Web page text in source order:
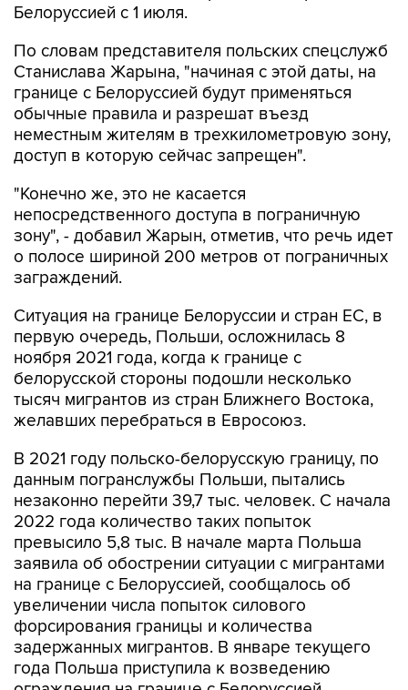
По словам представителя польских спецслужб
границе с Белоруссией будут применяться
обычные правила и разрешат въезд
неместным жителям в трехкилометровую зону,
доступ в которую сейчас запрещен".
"Конечно же, это не касается
зону", - добавил Жарын, отметив, что речь идет
о полосе шириной 200 метров от пограничных
заграждений.
Ситуация на границе Белоруссии и стран ЕС, в
ноября 2021 года, когда к границе с
белорусской стороны подошли несколько
тысяч мигрантов из стран Ближнего Востока,
желавших перебраться в Евросоюз.
В 2021 году польско-белорусскую границу, по
незаконно перейти 39,7 тыс. человек. С начала
2022 года количество таких попыток
превысило 5,8 тыс. В начале марта Польша
заявила об обострении ситуации с мигрантами
на границе с Белоруссией, сообщалось об
увеличении числа попыток силового
форсирования границы и количества
задержанных мигрантов. В январе текущего
года Польша приступила к возведению
ограждения на границе с Белоруссией.